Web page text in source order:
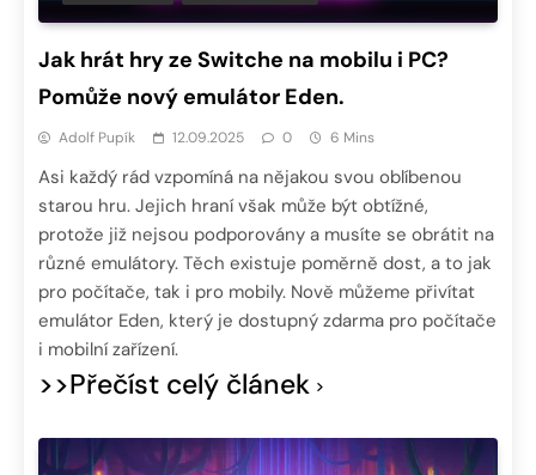
Jak hrát hry ze Switche na mobilu i PC?
Pomůže nový emulátor Eden.
Adolf Pupík 12.09.2025 0 6 Mins
Asi každý rád vzpomíná na nějakou svou oblíbenou
starou hru. Jejich hraní však může být obtížné,
protože již nejsou podporovány a musíte se obrátit na
různé emulátory. Těch existuje poměrně dost, a to jak
pro počítače, tak i pro mobily. Nově můžeme přivítat
emulátor Eden, který je dostupný zdarma pro počítače
i mobilní zařízení.
>>Přečíst celý článek